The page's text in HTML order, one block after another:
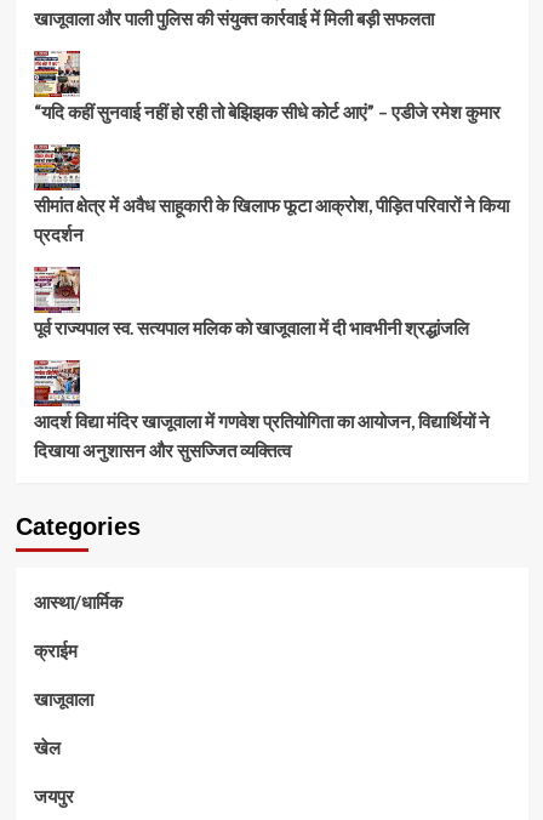
खाजूवाला और पाली पुलिस की संयुक्त कार्रवाई में मिली बड़ी सफलता
“यदि कहीं सुनवाई नहीं हो रही तो बेझिझक सीधे कोर्ट आएं” – एडीजे रमेश कुमार
सीमांत क्षेत्र में अवैध साहूकारी के खिलाफ फूटा आक्रोश, पीड़ित परिवारों ने किया
प्रदर्शन
पूर्व राज्यपाल स्व. सत्यपाल मलिक को खाजूवाला में दी भावभीनी श्रद्धांजलि
आदर्श विद्या मंदिर खाजूवाला में गणवेश प्रतियोगिता का आयोजन, विद्यार्थियों ने
दिखाया अनुशासन और सुसज्जित व्यक्तित्व
Categories
आस्था/धार्मिक
क्राईम
खाजूवाला
खेल
जयपुर